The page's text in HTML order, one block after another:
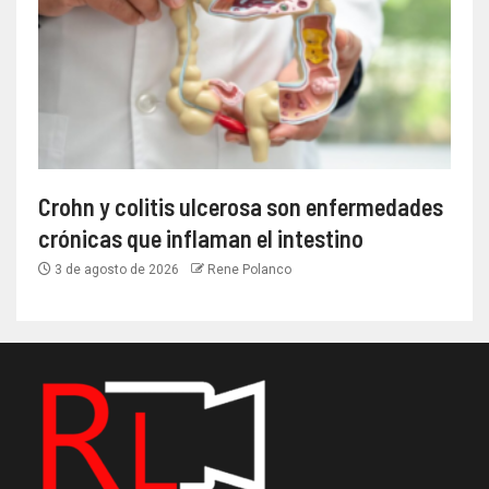
Crohn y colitis ulcerosa son enfermedades
crónicas que inflaman el intestino
3 de agosto de 2026 Rene Polanco